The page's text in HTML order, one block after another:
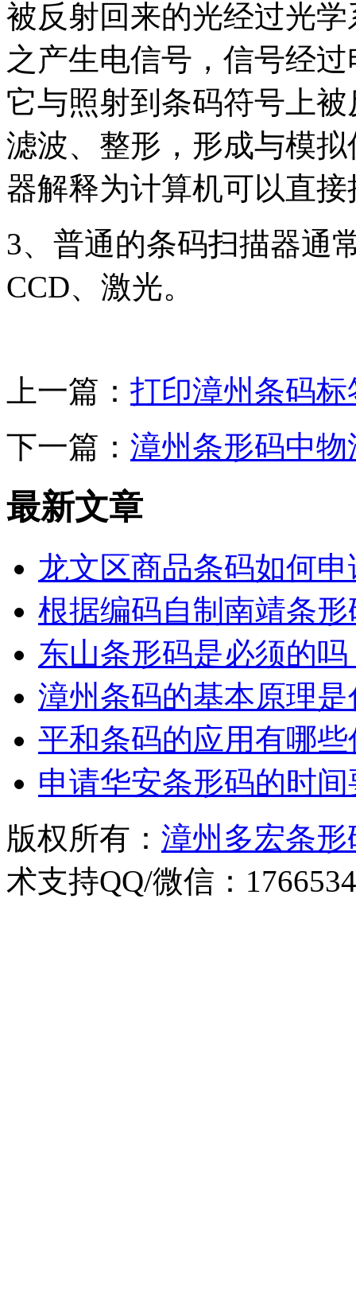
被反射回来的光经过光
之产生电信号，信号经
它与照射到条码符号上
滤波、整形，形成与模
器解释为计算机可以直
3、普通的条码扫描器通
CCD、激光。
上一篇： 打印漳州条码
下一篇： 漳州条形码中
最新文章
龙文区商品条码如何申
根据编码自制南靖条
东山条形码是必须的吗
漳州条码的基本原理
平和条码的应用有哪
申请华安条形码的时
版权所有： 漳州多宏条
术支持QQ/微信：